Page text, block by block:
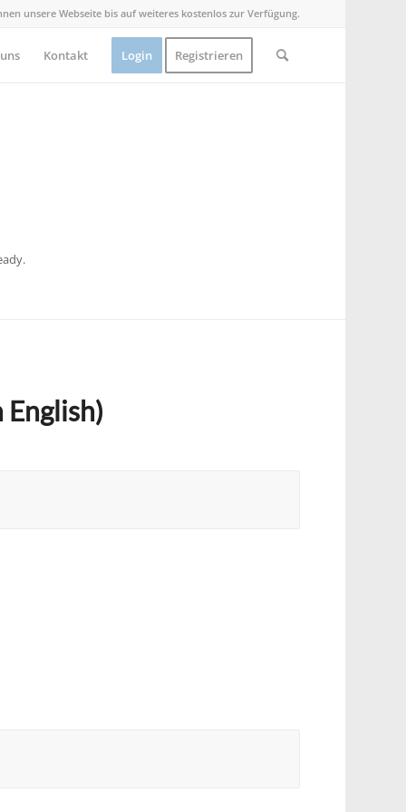
unsere Webseite bis auf weiteres kostenlos zur Verfügung.
Kontakt Login Registrieren